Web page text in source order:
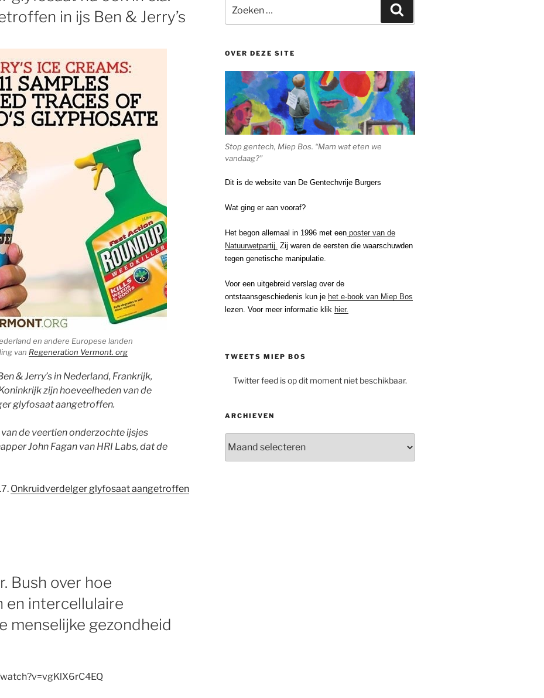
in ijs Ben & Jerry’s
en andere Europese landen
van Regeneration Vermont. org
& Jerry’s in Nederland, Frankrijk,
zijn hoeveelheden van de
glyfosaat aangetroffen.
de veertien onderzochte ijsjes
John Fagan van HRI Labs, dat de
Onkruidverdelger glyfosaat aangetroffen
Bush over hoe
en intercellulaire
menselijke gezondheid
naar:
OVER DEZE SITE
Stop gentech, Miep Bos. “Mam wat eten we
vandaag?”
Dit is de website van De Gentechvrije Burgers
Wat ging er aan vooraf?
Het begon allemaal in 1996 met eenposter van de
Natuurwetpartij. Zij waren de eersten die waarschuwden
tegen genetische manipulatie.
Voor een uitgebreid verslag over de
ontstaansgeschiedenis kun je het e-book van Miep Bos
lezen. Voor meer informatie klik hier.
TWEETS MIEP BOS
Twitter feed is op dit moment niet beschikbaar.
ARCHIEVEN